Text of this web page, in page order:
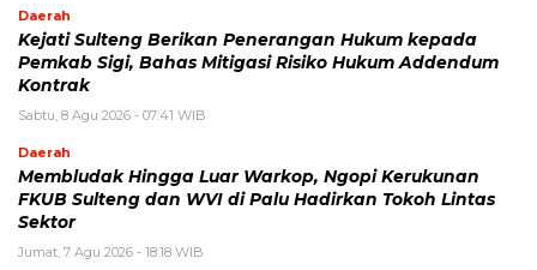
Daerah
Kejati Sulteng Berikan Penerangan Hukum kepada
Pemkab Sigi, Bahas Mitigasi Risiko Hukum Addendum
Kontrak
Sabtu, 8 Agu 2026 - 07:41 WIB
Daerah
Membludak Hingga Luar Warkop, Ngopi Kerukunan
FKUB Sulteng dan WVI di Palu Hadirkan Tokoh Lintas
Sektor
Jumat, 7 Agu 2026 - 18:18 WIB